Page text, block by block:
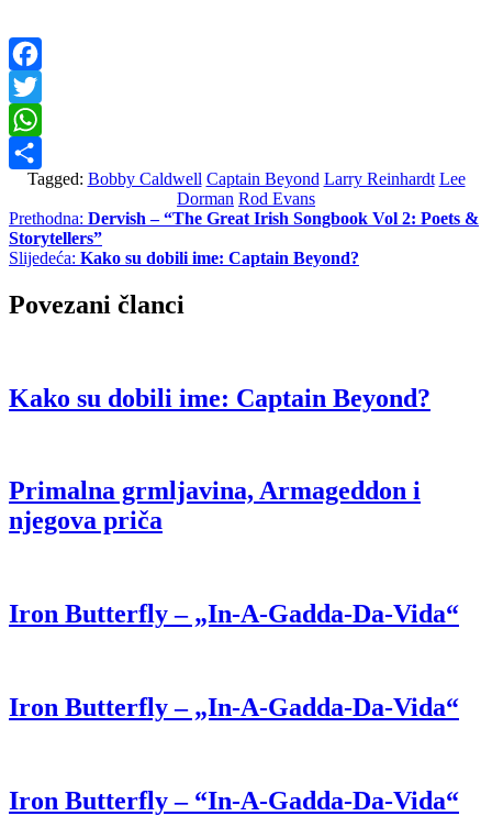
Facebook
Twitter
WhatsApp
Share
Tagged: Bobby Caldwell Captain Beyond Larry Reinhardt Lee
Dorman Rod Evans
Navigacija
objava
Prethodna: Dervish – “The Great Irish Songbook Vol 2: Poets &
Storytellers”
Slijedeća: Kako su dobili ime: Captain Beyond?
Povezani članci
Kako su dobili ime: Captain Beyond?
Primalna grmljavina, Armageddon i
njegova priča
Iron Butterfly – „In-A-Gadda-Da-Vida“
Iron Butterfly – „In-A-Gadda-Da-Vida“
Iron Butterfly – “In-A-Gadda-Da-Vida“